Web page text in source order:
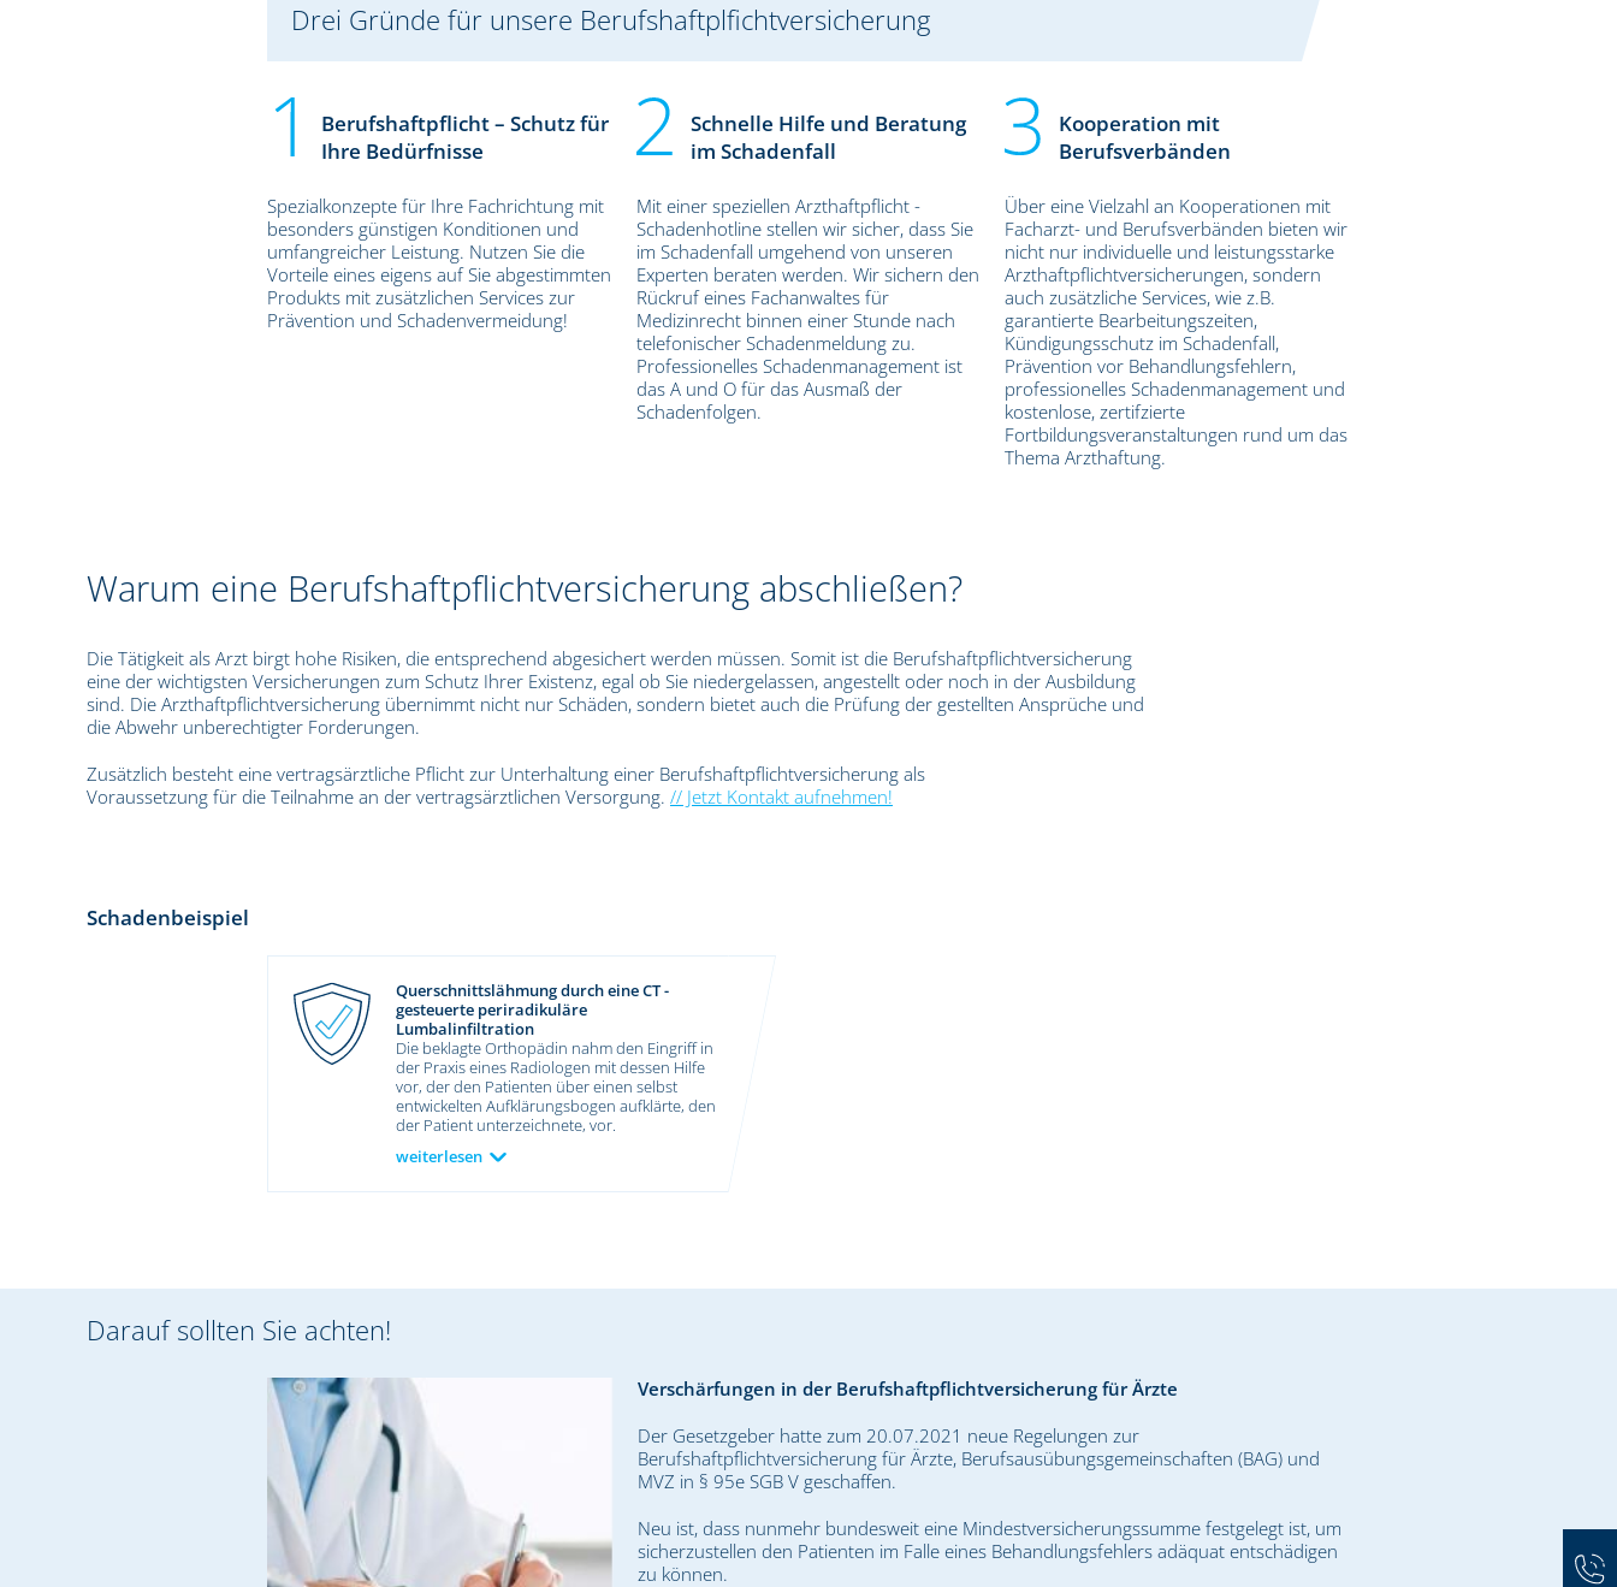
Drei Gründe für unsere Berufshaftplfichtversicherung
Berufshaftpflicht – Schutz für
Ihre Bedürfnisse
Spezialkonzepte für Ihre Fachrichtung mit
besonders günstigen Konditionen und
umfangreicher Leistung. Nutzen Sie die
Vorteile eines eigens auf Sie abgestimmten
Produkts mit zusätzlichen Services zur
Prävention und Schadenvermeidung!
Schnelle Hilfe und Beratung
im Schadenfall
Mit einer speziellen Arzthaftpflicht -
Schadenhotline stellen wir sicher, dass Sie
im Schadenfall umgehend von unseren
Experten beraten werden. Wir sichern den
Rückruf eines Fachanwaltes für
Medizinrecht binnen einer Stunde nach
telefonischer Schadenmeldung zu.
Professionelles Schadenmanagement ist
das A und O für das Ausmaß der
Schadenfolgen.
Kooperation mit
Berufsverbänden
Über eine Vielzahl an Kooperationen mit
Facharzt- und Berufsverbänden bieten wir
nicht nur individuelle und leistungsstarke
Arzthaftpflichtversicherungen, sondern
auch zusätzliche Services, wie z.B.
garantierte Bearbeitungszeiten,
Kündigungsschutz im Schadenfall,
Prävention vor Behandlungsfehlern,
professionelles Schadenmanagement und
kostenlose, zertifzierte
Fortbildungsveranstaltungen rund um das
Thema Arzthaftung.
Warum eine Berufshaftpflichtversicherung abschließen?
Die Tätigkeit als Arzt birgt hohe Risiken, die entsprechend abgesichert werden müssen. Somit ist die Berufshaftpflichtversicherung
eine der wichtigsten Versicherungen zum Schutz Ihrer Existenz, egal ob Sie niedergelassen, angestellt oder noch in der Ausbildung
sind. Die Arzthaftpflichtversicherung übernimmt nicht nur Schäden, sondern bietet auch die Prüfung der gestellten Ansprüche und
die Abwehr unberechtigter Forderungen.
Zusätzlich besteht eine vertragsärztliche Pflicht zur Unterhaltung einer Berufshaftpflichtversicherung als
Voraussetzung für die Teilnahme an der vertragsärztlichen Versorgung. // Jetzt Kontakt aufnehmen!
Schadenbeispiel
Querschnittslähmung durch eine CT -
gesteuerte periradikuläre
Lumbalinfiltration
Die beklagte Orthopädin nahm den Eingriff in
der Praxis eines Radiologen mit dessen Hilfe
vor, der den Patienten über einen selbst
entwickelten Aufklärungsbogen aufklärte, den
der Patient unterzeichnete, vor.
weiterlesen
Darauf sollten Sie achten!
Verschärfungen in der Berufshaftpflichtversicherung für Ärzte
Der Gesetzgeber hatte zum 20.07.2021 neue Regelungen zur
Berufshaftpflichtversicherung für Ärzte, Berufsausübungsgemeinschaften (BAG) und
MVZ in § 95e SGB V geschaffen.
Neu ist, dass nunmehr bundesweit eine Mindestversicherungssumme festgelegt ist, um
sicherzustellen den Patienten im Falle eines Behandlungsfehlers adäquat entschädigen
zu können.